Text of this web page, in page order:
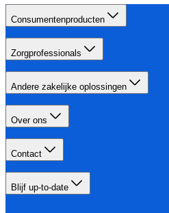
Consumentenproducten
Zorgprofessionals
Andere zakelijke oplossingen
Over ons
Contact
Blijf up-to-date